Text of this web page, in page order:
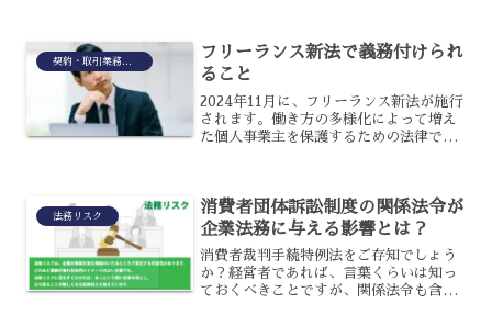
ばれる労働環...
契約・取引業務(民法・商法等)
フリーランス新法で義務付けられ
ること
2024年11月に、フリーランス新法が施行
されます。働き方の多様化によって増え
た個人事業主を保護するための法律で、
か？今後、委託事業者...
法務リスク
消費者団体訴訟制度の関係法令が
企業法務に与える影響とは？
消費者裁判手続特例法をご存知でしょう
か？経営者であれば、言葉くらいは知っ
ておくべきことですが、関係法令も含め